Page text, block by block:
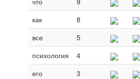
как
8
все
5
психология
4
его
3